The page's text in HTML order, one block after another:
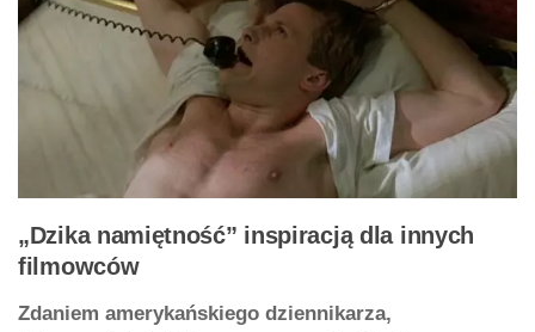
„Dzika namiętność” inspiracją dla innych
filmowców
Zdaniem amerykańskiego dziennikarza,